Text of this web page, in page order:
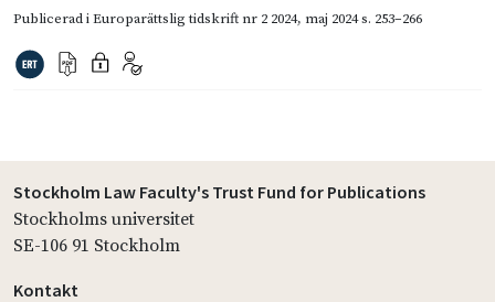
Publicerad iEuroparättslig tidskrift nr 2 2024, maj 2024s. 253–266
Stockholm Law Faculty's Trust Fund for Publications
Stockholms universitet
SE-106 91 Stockholm
Kontakt